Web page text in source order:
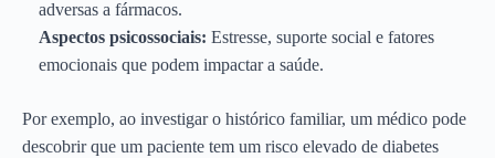
adversas a fármacos.
Aspectos psicossociais: Estresse, suporte social e fatores
emocionais que podem impactar a saúde.
Por exemplo, ao investigar o histórico familiar, um médico pode
descobrir que um paciente tem um risco elevado de diabetes